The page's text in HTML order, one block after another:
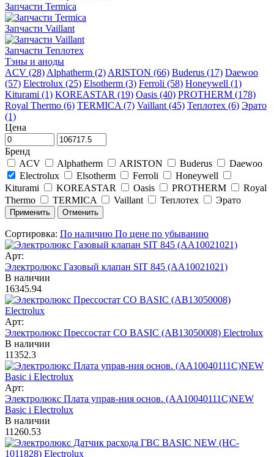
Запчасти Termica
Запчасти Vaillant
Запчасти Теплотех
Тэны и аноды
ACV (28) Alphatherm (2) ARISTON (66) Buderus (17) Daewoo
(57) Electrolux (25) Elsotherm (3) Ferroli (58) Honeywell (1)
Kiturami (1) KOREASTAR (19) Oasis (40) PROTHERM (178)
Royal Thermo (6) TERMICA (7) Vaillant (45) Теплотех (6) Эрато
(1)
Цена
Бренд
ACV
Alphatherm ARISTON Buderus
Daewoo
Electrolux
Elsotherm Ferroli
Honeywell
Kiturami
KOREASTAR Oasis PROTHERM
Royal
Thermo
TERMICA Vaillant Теплотех Эрато
Сортировка: По наличию По цене по убыванию
Арт:
Электролюкс Газовый клапан SIT 845 (AA10021021)
В наличии
16345.94
Арт:
Электролюкс Прессостат CO BASIC (AB13050008) Electrolux
В наличии
11352.3
Арт:
Электролюкс Плата управ-ния основ. (АA10040111С)NEW
Basic i Electrolux
В наличии
11260.53